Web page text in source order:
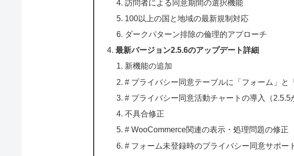
訪問者による同意期間の選択機能
100以上の国と地域の最新規制対応
ダークパターン排除の倫理的アプローチ
最新バージョン2.5.6のアップデート詳細
新機能の追加
# プライバシー同意テーブルに「フォーム」と
# プライバシー同意活動チャートの導入（2.5.5
不具合修正
# WooCommerce関連の表示・処理問題の修正
# フォーム未登録時のプライバシー同意サポー